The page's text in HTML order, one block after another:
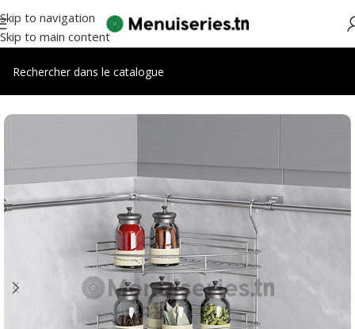
Skip to navigation
Skip to main content